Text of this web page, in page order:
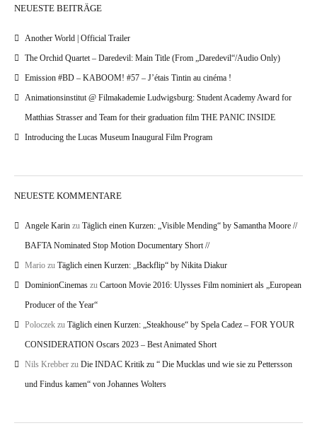
NEUESTE BEITRÄGE
Another World | Official Trailer
The Orchid Quartet – Daredevil: Main Title (From „Daredevil“/Audio Only)
Emission #BD – KABOOM! #57 – J’étais Tintin au cinéma !
Animationsinstitut @ Filmakademie Ludwigsburg: Student Academy Award for
Matthias Strasser and Team for their graduation film THE PANIC INSIDE
Introducing the Lucas Museum Inaugural Film Program
NEUESTE KOMMENTARE
Angele Karin zu Täglich einen Kurzen: „Visible Mending“ by Samantha Moore //
BAFTA Nominated Stop Motion Documentary Short //
Mario zu Täglich einen Kurzen: „Backflip“ by Nikita Diakur
DominionCinemas zu Cartoon Movie 2016: Ulysses Film nominiert als „European
Producer of the Year“
Poloczek zu Täglich einen Kurzen: „Steakhouse“ by Spela Cadez – FOR YOUR
CONSIDERATION Oscars 2023 – Best Animated Short
Nils Krebber zu Die INDAC Kritik zu “ Die Mucklas und wie sie zu Pettersson
und Findus kamen“ von Johannes Wolters